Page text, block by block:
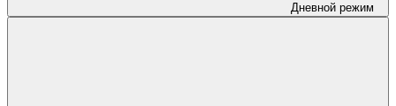
Дневной режим